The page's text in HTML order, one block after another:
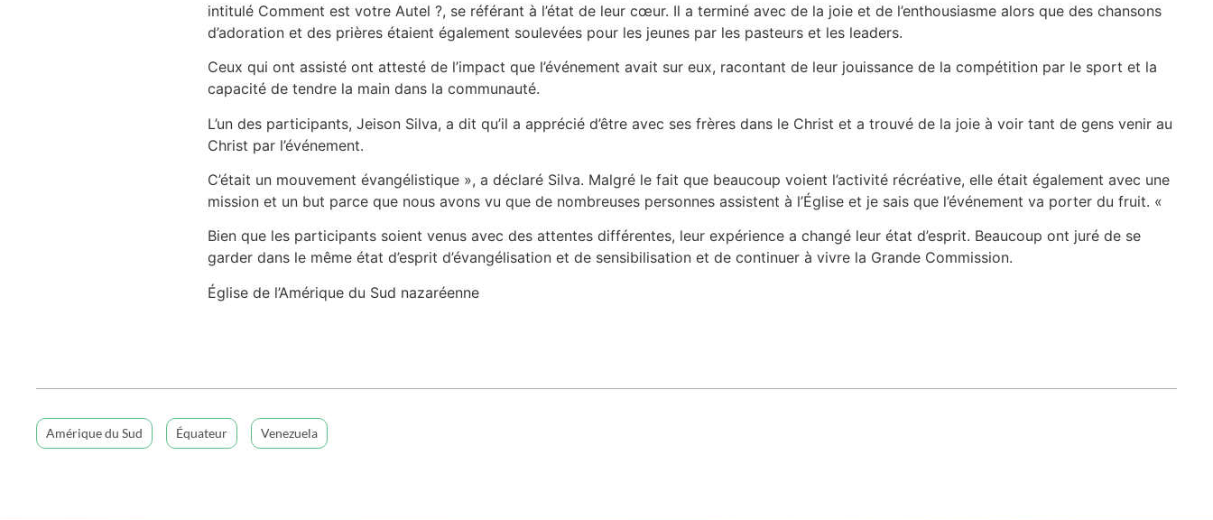
intitulé Comment est votre Autel ?, se référant à l’état de leur cœur. Il a terminé avec de la joie et de l’enthousiasme alors que des chansons
d’adoration et des prières étaient également soulevées pour les jeunes par les pasteurs et les leaders.
Ceux qui ont assisté ont attesté de l’impact que l’événement avait sur eux, racontant de leur jouissance de la compétition par le sport et la
capacité de tendre la main dans la communauté.
L’un des participants, Jeison Silva, a dit qu’il a apprécié d’être avec ses frères dans le Christ et a trouvé de la joie à voir tant de gens venir au
Christ par l’événement.
C’était un mouvement évangélistique », a déclaré Silva. Malgré le fait que beaucoup voient l’activité récréative, elle était également avec une
mission et un but parce que nous avons vu que de nombreuses personnes assistent à l’Église et je sais que l’événement va porter du fruit. «
Bien que les participants soient venus avec des attentes différentes, leur expérience a changé leur état d’esprit. Beaucoup ont juré de se
garder dans le même état d’esprit d’évangélisation et de sensibilisation et de continuer à vivre la Grande Commission.
Église de l’Amérique du Sud nazaréenne
Amérique du Sud Équateur Venezuela